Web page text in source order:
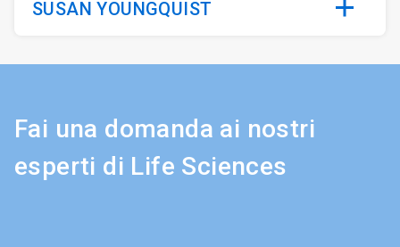
SUSAN YOUNGQUIST
Fai una domanda ai nostri
esperti di Life Sciences